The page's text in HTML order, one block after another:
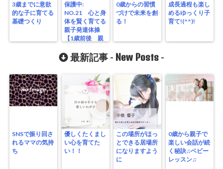
3歳までに意欲
的な子に育てる
基礎つくり
保護中:
NO.21 心と身
体を賢く育てる
親子発達体操
【1歳前後 親
り】
0歳からの習慣
づけで未来を創
る！
成長過程も楽し
めるゆっくり子
育て!(^^)!
最新記事 - New Posts -
SNSで振り回さ
れるママの気持
ち
優しくたくまし
い心を育てた
い！！
この場所がほっ
とできる居場所
になりますよう
に
0歳から親子で
楽しい会話が続
く秘訣♫ベビー
レッスン♫